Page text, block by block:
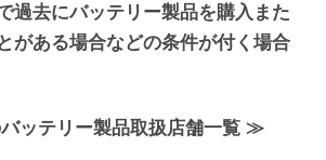
過去にバッテリー製品を購入また
がある場合などの条件が付く場合
ッテリー製品取扱店舗一覧 ≫